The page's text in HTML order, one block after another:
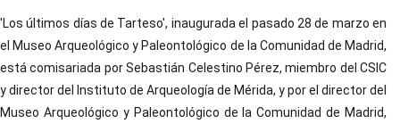
'Los últimos días de Tarteso', inaugurada el pasado 28 de marzo en
el Museo Arqueológico y Paleontológico de la Comunidad de Madrid,
está comisariada por Sebastián Celestino Pérez, miembro del CSIC
y director del Instituto de Arqueología de Mérida, y por el director del
Museo Arqueológico y Paleontológico de la Comunidad de Madrid,